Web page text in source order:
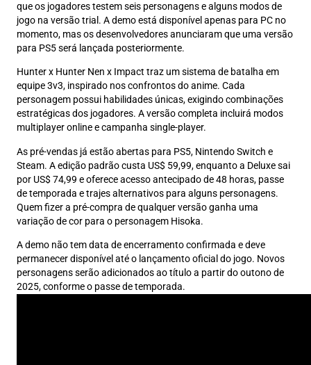
que os jogadores testem seis personagens e alguns modos de
jogo na versão trial. A demo está disponível apenas para PC no
momento, mas os desenvolvedores anunciaram que uma versão
para PS5 será lançada posteriormente.
Hunter x Hunter Nen x Impact traz um sistema de batalha em
equipe 3v3, inspirado nos confrontos do anime. Cada
personagem possui habilidades únicas, exigindo combinações
estratégicas dos jogadores. A versão completa incluirá modos
multiplayer online e campanha single-player.
As pré-vendas já estão abertas para PS5, Nintendo Switch e
Steam. A edição padrão custa US$ 59,99, enquanto a Deluxe sai
por US$ 74,99 e oferece acesso antecipado de 48 horas, passe
de temporada e trajes alternativos para alguns personagens.
Quem fizer a pré-compra de qualquer versão ganha uma
variação de cor para o personagem Hisoka.
A demo não tem data de encerramento confirmada e deve
permanecer disponível até o lançamento oficial do jogo. Novos
personagens serão adicionados ao título a partir do outono de
2025, conforme o passe de temporada.